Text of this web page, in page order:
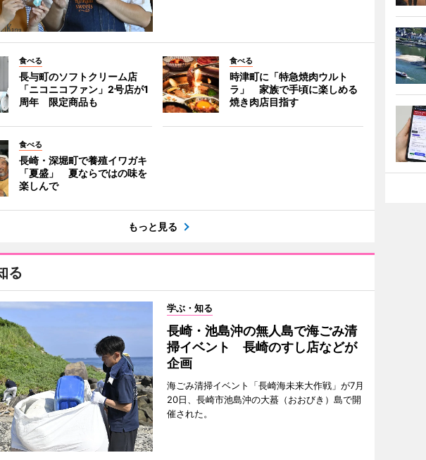
食べる
長与町のソフトクリーム店
「ニコニコファン」2号店が1
周年 限定商品も
食べる
時津町に「特急焼肉ウルト
ラ」 家族で手頃に楽しめる
焼き肉店目指す
食べる
長崎・深堀町で養殖イワガキ
「夏盛」 夏ならではの味を
楽しんで
もっと見る
る
学ぶ・知る
長崎・池島沖の無人島で海ごみ清
掃イベント 長崎のすし店などが
企画
海ごみ清掃イベント「長崎海未来大作戦」が7月
20日、長崎市池島沖の大蟇（おおびき）島で開
催された。